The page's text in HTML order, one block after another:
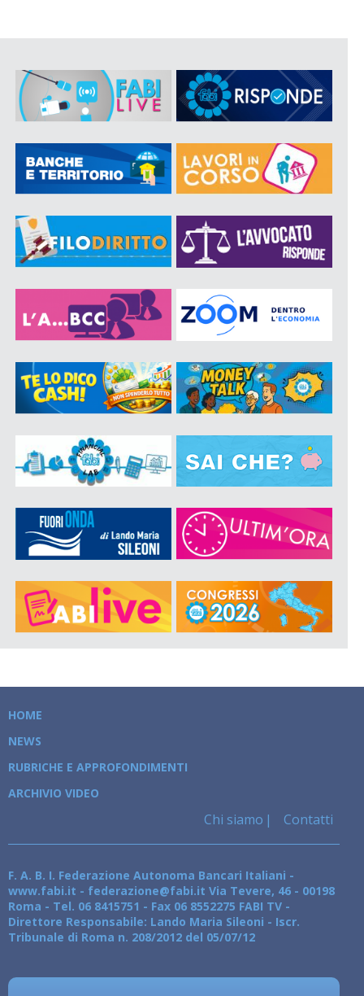
HOME
NEWS
RUBRICHE E APPROFONDIMENTI
ARCHIVIO VIDEO
Chi siamo Contatti
F. A. B. I. Federazione Autonoma Bancari Italiani -
www.fabi.it - federazione@fabi.it Via Tevere, 46 - 00198
Roma - Tel. 06 8415751 - Fax 06 8552275 FABI TV -
Direttore Responsabile: Lando Maria Sileoni - Iscr.
Tribunale di Roma n. 208/2012 del 05/07/12